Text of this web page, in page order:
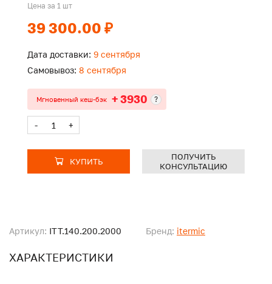
Артикул: ITT.140.200.2000 Бренд: itermic
ХАРАКТЕРИСТИКИ
Цена за 1 шт
39 300.00 ₽
Дата доставки: 9 сентября
Самовывоз: 8 сентября
Мгновенный кеш-бэк + 3930 ?
- +
КУПИТЬ
ПОЛУЧИТЬ
КОНСУЛЬТАЦИЮ